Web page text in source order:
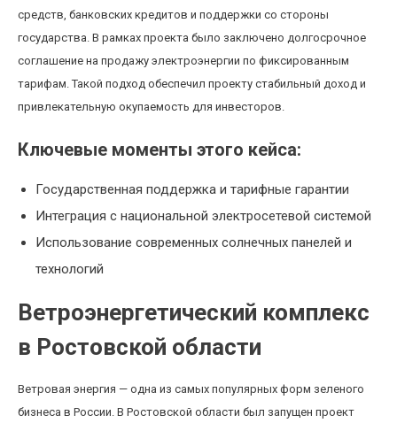
средств, банковских кредитов и поддержки со стороны
государства. В рамках проекта было заключено долгосрочное
соглашение на продажу электроэнергии по фиксированным
тарифам. Такой подход обеспечил проекту стабильный доход и
привлекательную окупаемость для инвесторов.
Ключевые моменты этого кейса:
Государственная поддержка и тарифные гарантии
Интеграция с национальной электросетевой системой
Использование современных солнечных панелей и
технологий
Ветроэнергетический комплекс
в Ростовской области
Ветровая энергия — одна из самых популярных форм зеленого
бизнеса в России. В Ростовской области был запущен проект